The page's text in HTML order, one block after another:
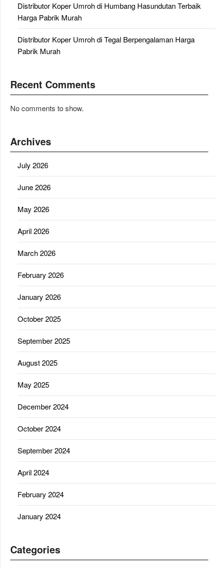
Distributor Koper Umroh di Humbang Hasundutan Terbaik
Harga Pabrik Murah
Distributor Koper Umroh di Tegal Berpengalaman Harga
Pabrik Murah
Recent Comments
No comments to show.
Archives
July 2026
June 2026
May 2026
April 2026
March 2026
February 2026
January 2026
October 2025
September 2025
August 2025
May 2025
December 2024
October 2024
September 2024
April 2024
February 2024
January 2024
Categories